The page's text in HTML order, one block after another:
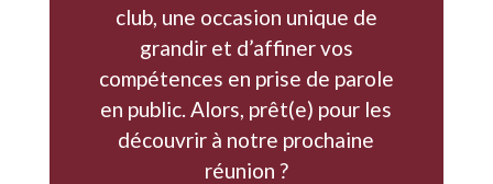
club, une occasion unique de
grandir et d’affiner vos
compétences en prise de parole
en public. Alors, prêt(e) pour les
découvrir à notre prochaine
réunion ?